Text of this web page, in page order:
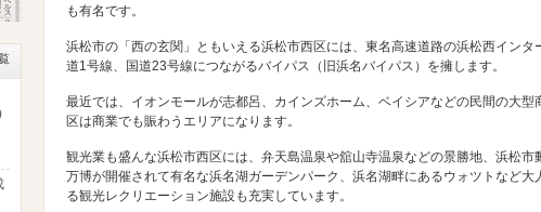
も有名です。
浜松市の「西の玄関」ともいえる浜松市西区には、東名高速道路の浜松西インタ
道1号線、国道23号線につながるバイパス（旧浜名バイパス）を擁します。
最近では、イオンモールが志都呂、カインズホーム、ベイシアなどの民間の大型
区は商業でも賑わうエリアになります。
観光業も盛んな浜松市西区には、弁天島温泉や舘山寺温泉などの景勝地、浜松市
万博が開催されて有名な浜名湖ガーデンパーク、浜名湖畔にあるウォツトなど大
る観光レクリエーション施設も充実しています。